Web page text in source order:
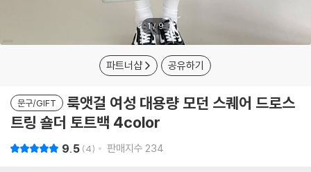
1/9
파트너샵 공유하기
문구/GIFT
룩앳걸 여성 대용량 모던 스퀘어 드로스
트링 숄더 토트백 4color
9.5 4 판매지수 234